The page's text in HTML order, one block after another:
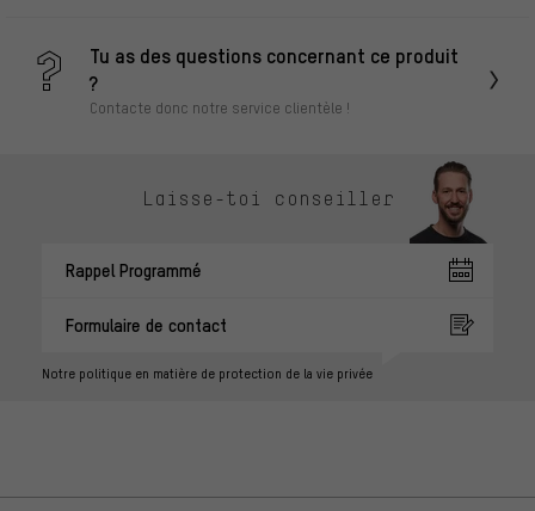
Tu as des questions concernant ce produit
?
Contacte donc notre service clientèle !
Laisse-toi conseiller
Rappel Programmé
Formulaire de contact
Notre politique en matière de protection de la vie privée